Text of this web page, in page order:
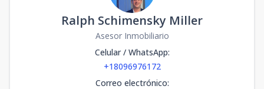
Ralph Schimensky Miller
Asesor Inmobiliario
Celular / WhatsApp:
+18096976172
Correo electrónico: